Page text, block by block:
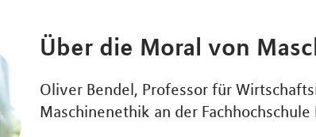
Über die Moral von
Oliver Bendel, Professor für
Maschinenethik an der